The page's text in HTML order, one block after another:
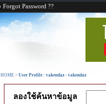
Forgot Password ??
HOME > User Profile : vakendaz - vakendaz
ลองใช้ค้นหาข้อมูล